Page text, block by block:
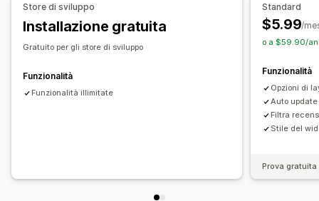
Analisi
Monitoraggio del coinvolgimento
Store di sviluppo
Installazione gratuita
Gratuito per gli store di sviluppo
Funzionalità
Funzionalità illimitate
Standard
$5.99/
o a $59.90/
Funzionalità
Opzioni di
Auto
Filtra
Stile del
Prova